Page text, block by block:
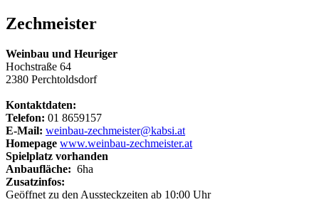
Zechmeister
Weinbau und Heuriger
Hochstraße 64
2380 Perchtoldsdorf
Kontaktdaten:
Telefon: 01 8659157
E-Mail: weinbau-zechmeister@kabsi.at
Homepage www.weinbau-zechmeister.at
Spielplatz vorhanden
Anbaufläche: 6ha
Zusatzinfos:
Geöffnet zu den Aussteckzeiten ab 10:00 Uhr